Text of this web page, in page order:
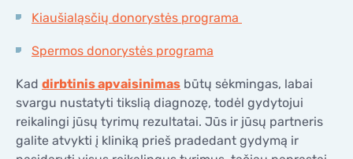
Kiaušialąsčių donorystės programa
Spermos donorystės programa
Kad dirbtinis apvaisinimas būtų sėkmingas, labai
svargu nustatyti tikslią diagnozę, todėl gydytojui
reikalingi jūsų tyrimų rezultatai. Jūs ir jūsų partneris
galite atvykti į kliniką prieš pradedant gydymą ir